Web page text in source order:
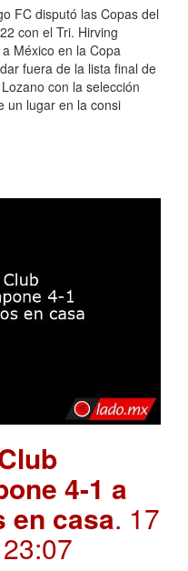
FC disputó las Copas del
con el Tri. Hirving
México en la Copa
fuera de la lista final de
con la selección
un lugar en la consi
4-1 a
en casa. 17